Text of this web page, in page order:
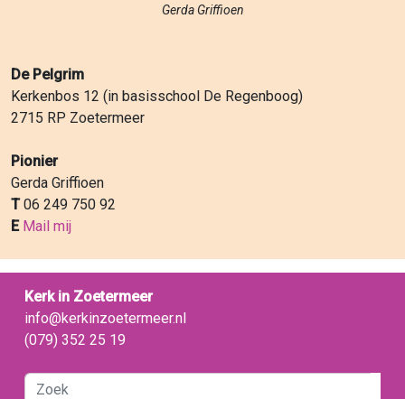
Gerda Griffioen
De Pelgrim
Kerkenbos 12 (in basisschool De Regenboog)
2715 RP Zoetermeer
Pionier
Gerda Griffioen
T06 249 750 92
E Mail mij
Kerk in Zoetermeer
info@kerkinzoetermeer.nl
(079) 352 25 19